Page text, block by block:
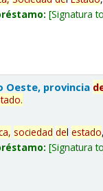
Signatura
Oeste, provincia
.
sociedad delestado
Signatura